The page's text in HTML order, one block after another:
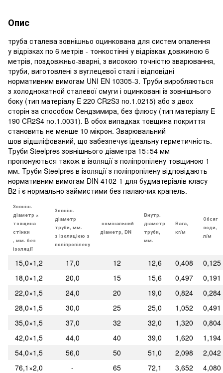
Опис
труба сталева зовнішньо оцинкована для систем опалення
у відрізках по 6 метрів - тонкостінні у відрізках довжиною 6
метрів, поздовжньо-зварні, з високою точністю зварювання,
труби, виготовлені з вуглецевої сталі і відповідні
нормативним вимогам UNI EN 10305-3. Труби виробляються
з холоднокатной сталевої смуги і оцинковані із зовнішнього
боку (тип матеріалу E 220 CR2S3 no.1.0215) або з двох
сторін за способом Сендзимира, без флюсу (тип матеріалу E
190 CR2S4 no.1.0031). В обох випадках товщина покриття
становить не менше 10 мікрон. Зварювальний
шов відшліфований, що забезпечує ідеальну герметичність.
Труби Steelpres зовнішнього діаметра 15÷54 мм
пропонуються також в ізоляції з поліпропілену товщиною 1
мм. Труби Steelpres в ізоляції з поліпропілену відповідають
нормативним вимогам DIN 4102-1 для будматеріалів класу
B2 і є нормально займистими без палаючих крапель.
Зовніш.
діаметр ×
товщина
стінки
, мм. без
ізоляції
Зовніш.
діаметр
труби, мм.
з ізоляцією з
поліпропілену
номінальний
діаметр, DN
Внутр.
діаметр
труби,
мм.
Вага,
кг/м
Обсяг
води,
л/м
15,0×1,2 17,0 12 12,6 0,408
0,125
18,0×1,2
20,0 15 15,6 0,497
0,191
22,0×1,5
24,0 20 19,0 0,824
0,284
28,0×1,5
30,0 25 25,0 1,052
0,491
35,0×1,5
37,0 32 32,0 1,320
0,804
42,0×1,5
44,0 40 39,0 1,620
1,194
54,0×1,5
56,0 50 51,0 2,098
2,042
76,1×2,0
- 65 72,1 3,652
4,080